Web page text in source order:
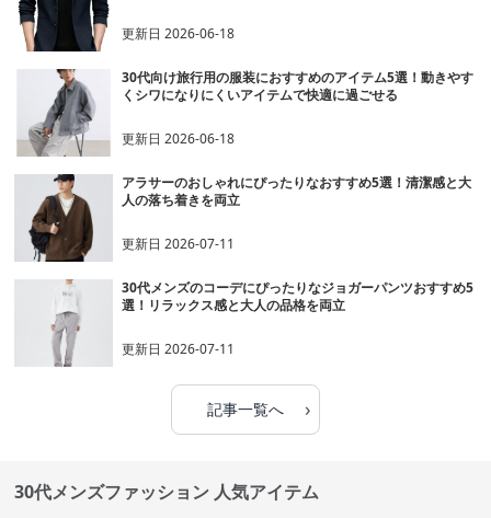
更新日2026-06-18
30代向け旅行用の服装におすすめのアイテム5選！動きやす
くシワになりにくいアイテムで快適に過ごせる
更新日2026-06-18
アラサーのおしゃれにぴったりなおすすめ5選！清潔感と大
人の落ち着きを両立
更新日2026-07-11
30代メンズのコーデにぴったりなジョガーパンツおすすめ5
選！リラックス感と大人の品格を両立
更新日2026-07-11
記事一覧へ ›
30代メンズファッション 人気アイテム